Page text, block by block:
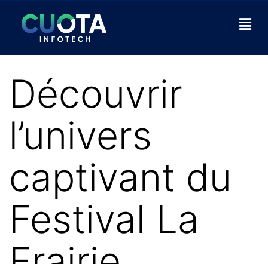
Découvrir
l’univers
captivant du
Festival La